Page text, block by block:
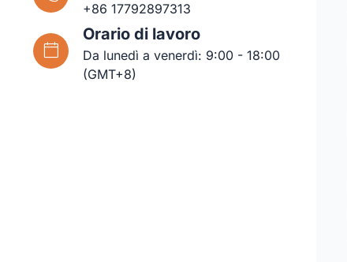
+86 17792897313
Orario di lavoro
Da lunedì a venerdì: 9:00 - 18:00
(GMT+8)